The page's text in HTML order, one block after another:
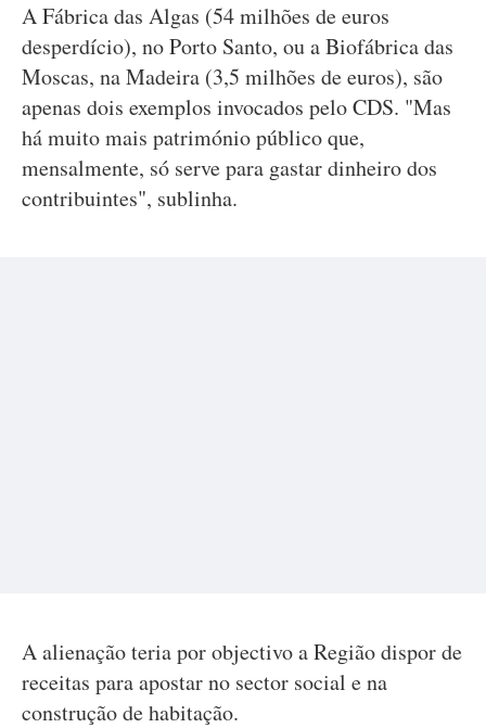
A Fábrica das Algas (54 milhões de euros
desperdício), no Porto Santo, ou a Biofábrica das
Moscas, na Madeira (3,5 milhões de euros), são
apenas dois exemplos invocados pelo CDS. "Mas
há muito mais património público que,
mensalmente, só serve para gastar dinheiro dos
contribuintes", sublinha.
A alienação teria por objectivo a Região dispor de
receitas para apostar no sector social e na
construção de habitação.